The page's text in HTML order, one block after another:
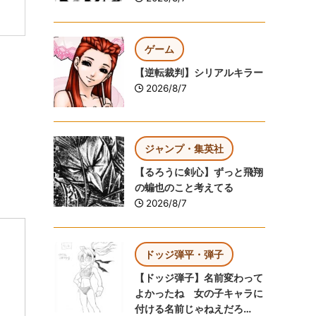
ゲーム
【逆転裁判】シリアルキラー
2026/8/7
ジャンプ・集英社
【るろうに剣心】ずっと飛翔
の蝙也のこと考えてる
2026/8/7
ドッジ弾平・弾子
【ドッジ弾子】名前変わって
よかったね 女の子キャラに
付ける名前じゃねえだろ…